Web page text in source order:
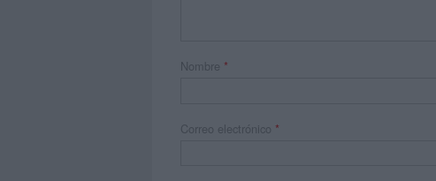
Nombre *
Correo electrónico *